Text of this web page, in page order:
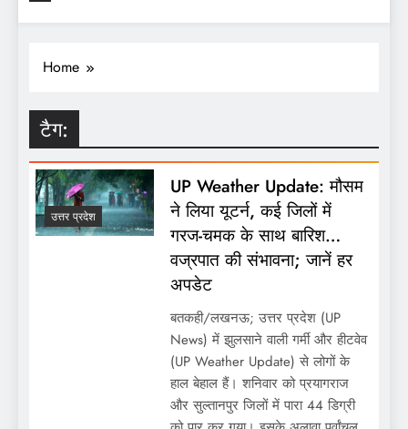
Home
टैग:
उत्तर प्रदेश
UP Weather Update: मौसम
ने लिया यूटर्न, कई जिलों में
गरज-चमक के साथ बारिश…
वज्रपात की संभावना; जानें हर
अपडेट
बतकही/लखनऊ; उत्तर प्रदेश (UP
News) में झुलसाने वाली गर्मी और हीटवेव
(UP Weather Update) से लोगों के
हाल बेहाल हैं। शनिवार को प्रयागराज
और सुल्तानपुर जिलों में पारा 44 डिग्री